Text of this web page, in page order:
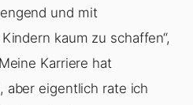
und mit
kaum zu schaffen“,
Karriere hat
aber eigentlich rate ich